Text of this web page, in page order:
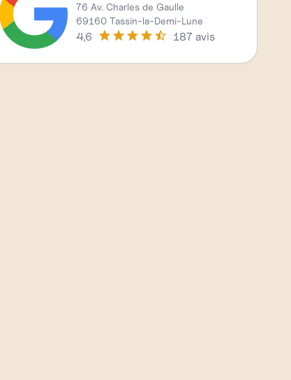
76 Av. Charles de Gaulle
69160 Tassin-la-Demi-Lune
4,6 187 avis